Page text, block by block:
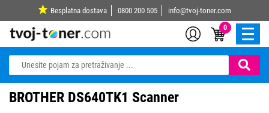
Besplatna dostava 0800 200 505 info@tvoj-toner.com
0
BROTHER DS640TK1 Scanner